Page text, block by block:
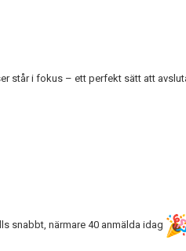
står i fokus – ett perfekt sätt att
snabbt, närmare 40 anmälda idag